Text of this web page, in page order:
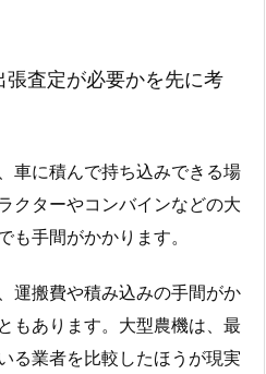
査定が必要かを先に考
車に積んで持ち込みできる場
クターやコンバインなどの大
も手間がかかります。
運搬費や積み込みの手間がか
もあります。大型農機は、最
る業者を比較したほうが現実